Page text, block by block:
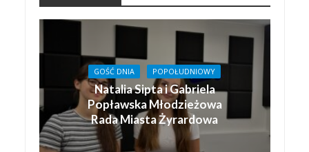
GOŚĆ DNIA POPOŁUDNIOWY
Natalia Sipta i Gabriela
Popławska Młodzieżowa
Rada Miasta Żyrardowa